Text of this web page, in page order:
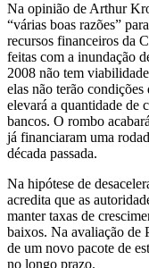
Na opinião de Arthur
“várias boas razões”
recursos financeiros da
feitas com a inundação
2008 não tem
elas não terão
elevará a quantidade de
bancos. O rombo
já financiaram uma
década passada.
Na hipótese de
acredita que as
manter taxas de
baixos. Na avaliação de
de um novo pacote de
no longo prazo.